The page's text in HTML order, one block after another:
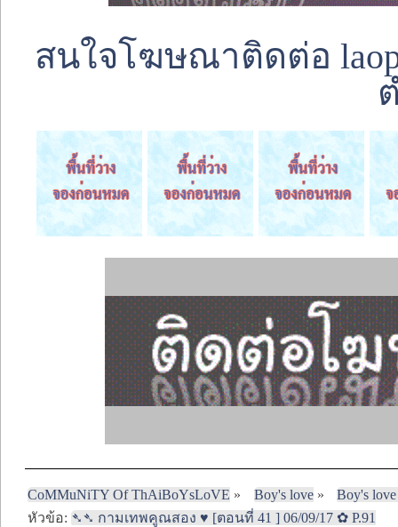
สนใจโฆษณาติดต่อ
CoMMuNiTY Of ThAiBoYsLoVE » Boy's love»
Boy's
หัวข้อ: ➴➴ กามเทพคูณสอง ♥ [ตอนที่ 41 ] 06/09/17 ✿ P.91